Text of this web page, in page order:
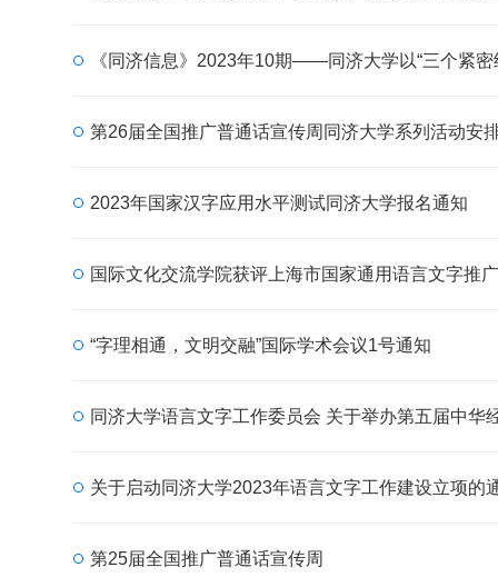
《同济信息》2023年10期——同济大学以“三个紧
第26届全国推广普通话宣传周同济大学系列活动安
2023年国家汉字应用水平测试同济大学报名通知
国际文化交流学院获评上海市国家通用语言文字推
“字理相通，文明交融”国际学术会议1号通知
同济大学语言文字工作委员会 关于举办第五届中华
关于启动同济大学2023年语言文字工作建设立项的
第25届全国推广普通话宣传周